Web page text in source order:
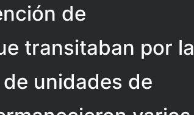
de
transitaban por la
unidades de